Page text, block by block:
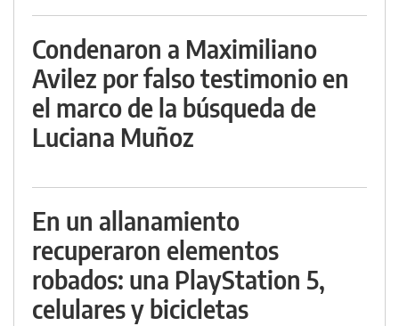
Condenaron a Maximiliano
Avilez por falso testimonio en
el marco de la búsqueda de
Luciana Muñoz
En un allanamiento
recuperaron elementos
robados: una PlayStation 5,
celulares y bicicletas